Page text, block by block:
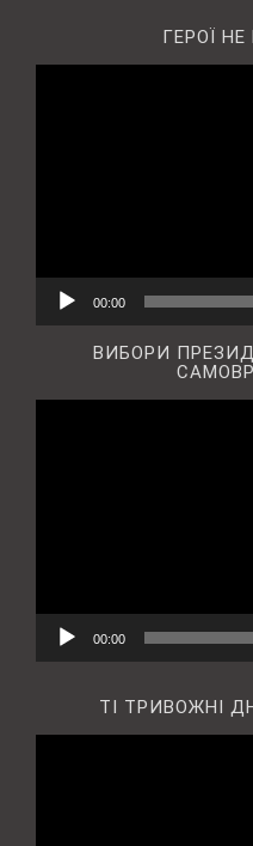
ГЕРОЇ
00:00
ВИБОРИ
00:00
ТІ ТРИВОЖНІ